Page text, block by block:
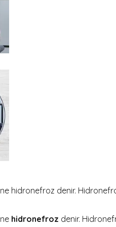
hidronefroz denir.
hidronefroz denir.